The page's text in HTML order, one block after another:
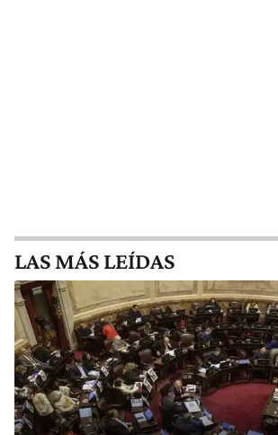
LAS MÁS LEÍDAS